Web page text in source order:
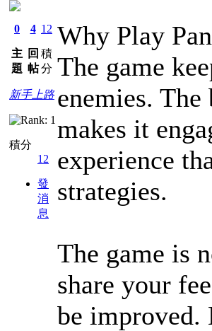
0
主
題
4
回
帖
12
積
分
新手上路
積分
12
發
消
息
Why Play
The game
enemies.
makes it
experience
strategies.
The game is
share your
be improved.